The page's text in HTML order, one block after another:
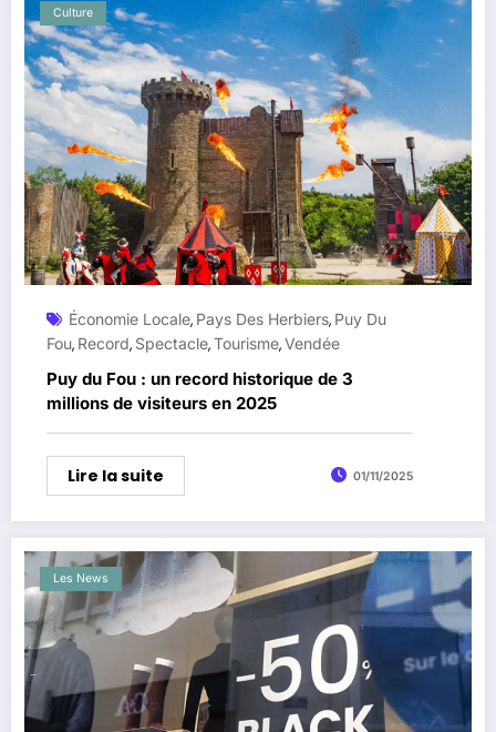
Culture
Économie Locale, Pays Des Herbiers, Puy Du
Fou, Record, Spectacle,Tourisme,Vendée
Puy du Fou : un record historique de 3
millions de visiteurs en 2025
Lire la suite 01/11/2025
Les News